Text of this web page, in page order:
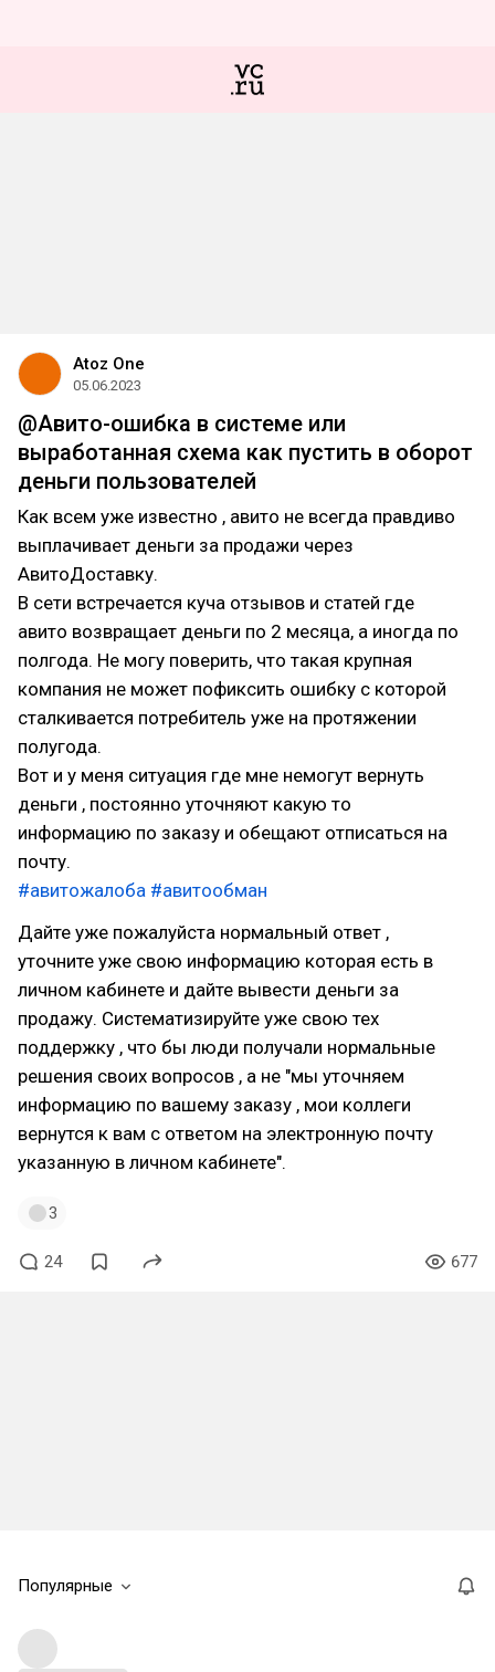
Atoz One
05.06.2023
@Авито-ошибка в системе или
выработанная схема как пустить в оборот
деньги пользователей
Как всем уже известно , авито не всегда правдиво
выплачивает деньги за продажи через
АвитоДоставку.
В сети встречается куча отзывов и статей где
авито возвращает деньги по 2 месяца, а иногда по
полгода. Не могу поверить, что такая крупная
компания не может пофиксить ошибку с которой
сталкивается потребитель уже на протяжении
полугода.
Вот и у меня ситуация где мне немогут вернуть
деньги , постоянно уточняют какую то
информацию по заказу и обещают отписаться на
почту.
#авитожалоба #авитообман
Дайте уже пожалуйста нормальный ответ ,
уточните уже свою информацию которая есть в
личном кабинете и дайте вывести деньги за
продажу. Систематизируйте уже свою тех
поддержку , что бы люди получали нормальные
решения своих вопросов , а не "мы уточняем
информацию по вашему заказу , мои коллеги
вернутся к вам с ответом на электронную почту
указанную в личном кабинете".
3
24 677
Популярные